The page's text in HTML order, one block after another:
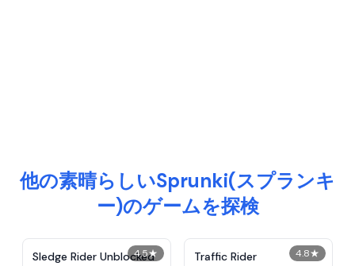
他の素晴らしいSprunki(スプランキ
ー)のゲームを探検
4.5★
Sledge Rider Unblocked 4.8★
Traffic Rider